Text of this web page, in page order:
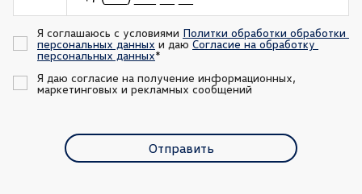
Я соглашаюсь с условиями Политки обработки обработки
персональных данных и даю Согласие на обработку
персональных данных*
Я даю согласие на получение информационных,
маркетинговых и рекламных сообщений
Отправить